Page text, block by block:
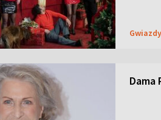
Gwiazdy
Dama